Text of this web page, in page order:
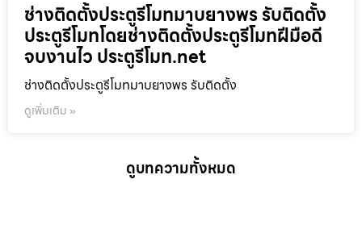
ช่างติดตั้งประตูรีโมทมาบยางพร รับติดตั้ง
ประตูรีโมทโดยช่างติดตั้งประตูรีโมทฝีมือดี
จบงานไว ประตูรีโมท.net
ช่างติดตั้งประตูรีโมทมาบยางพร รับติดตั้ง
ดูเพิ่มเติม »
ดูบทความทั้งหมด